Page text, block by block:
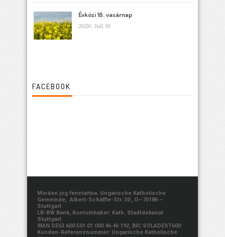
Évközi 16. vasárnap
2026. Juli 19
FACEBOOK
Minden jog fenntartva. Ungarische Katholische
Gemeinde, Albert-Schäffle-Str. 30., D–70186 –
Stuttgart
LB-BW Bank, Kontoinhaber: Kath. Stadtdekanat
Stuttgart
IBAN DE63 600 501 01 000 46 46 192, BIC SOLADEST600
Kunden-Referenznummer: Ungarische Katholische